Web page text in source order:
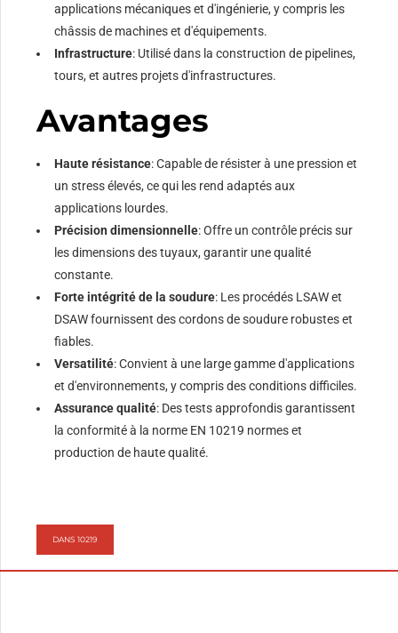
applications mécaniques et d'ingénierie, y compris les
châssis de machines et d'équipements.
Infrastructure: Utilisé dans la construction de pipelines,
tours, et autres projets d'infrastructures.
Avantages
Haute résistance: Capable de résister à une pression et
un stress élevés, ce qui les rend adaptés aux
applications lourdes.
Précision dimensionnelle: Offre un contrôle précis sur
les dimensions des tuyaux, garantir une qualité
constante.
Forte intégrité de la soudure: Les procédés LSAW et
DSAW fournissent des cordons de soudure robustes et
fiables.
Versatilité: Convient à une large gamme d'applications
et d'environnements, y compris des conditions difficiles.
Assurance qualité: Des tests approfondis garantissent
la conformité à la norme EN 10219 normes et
production de haute qualité.
DANS 10219